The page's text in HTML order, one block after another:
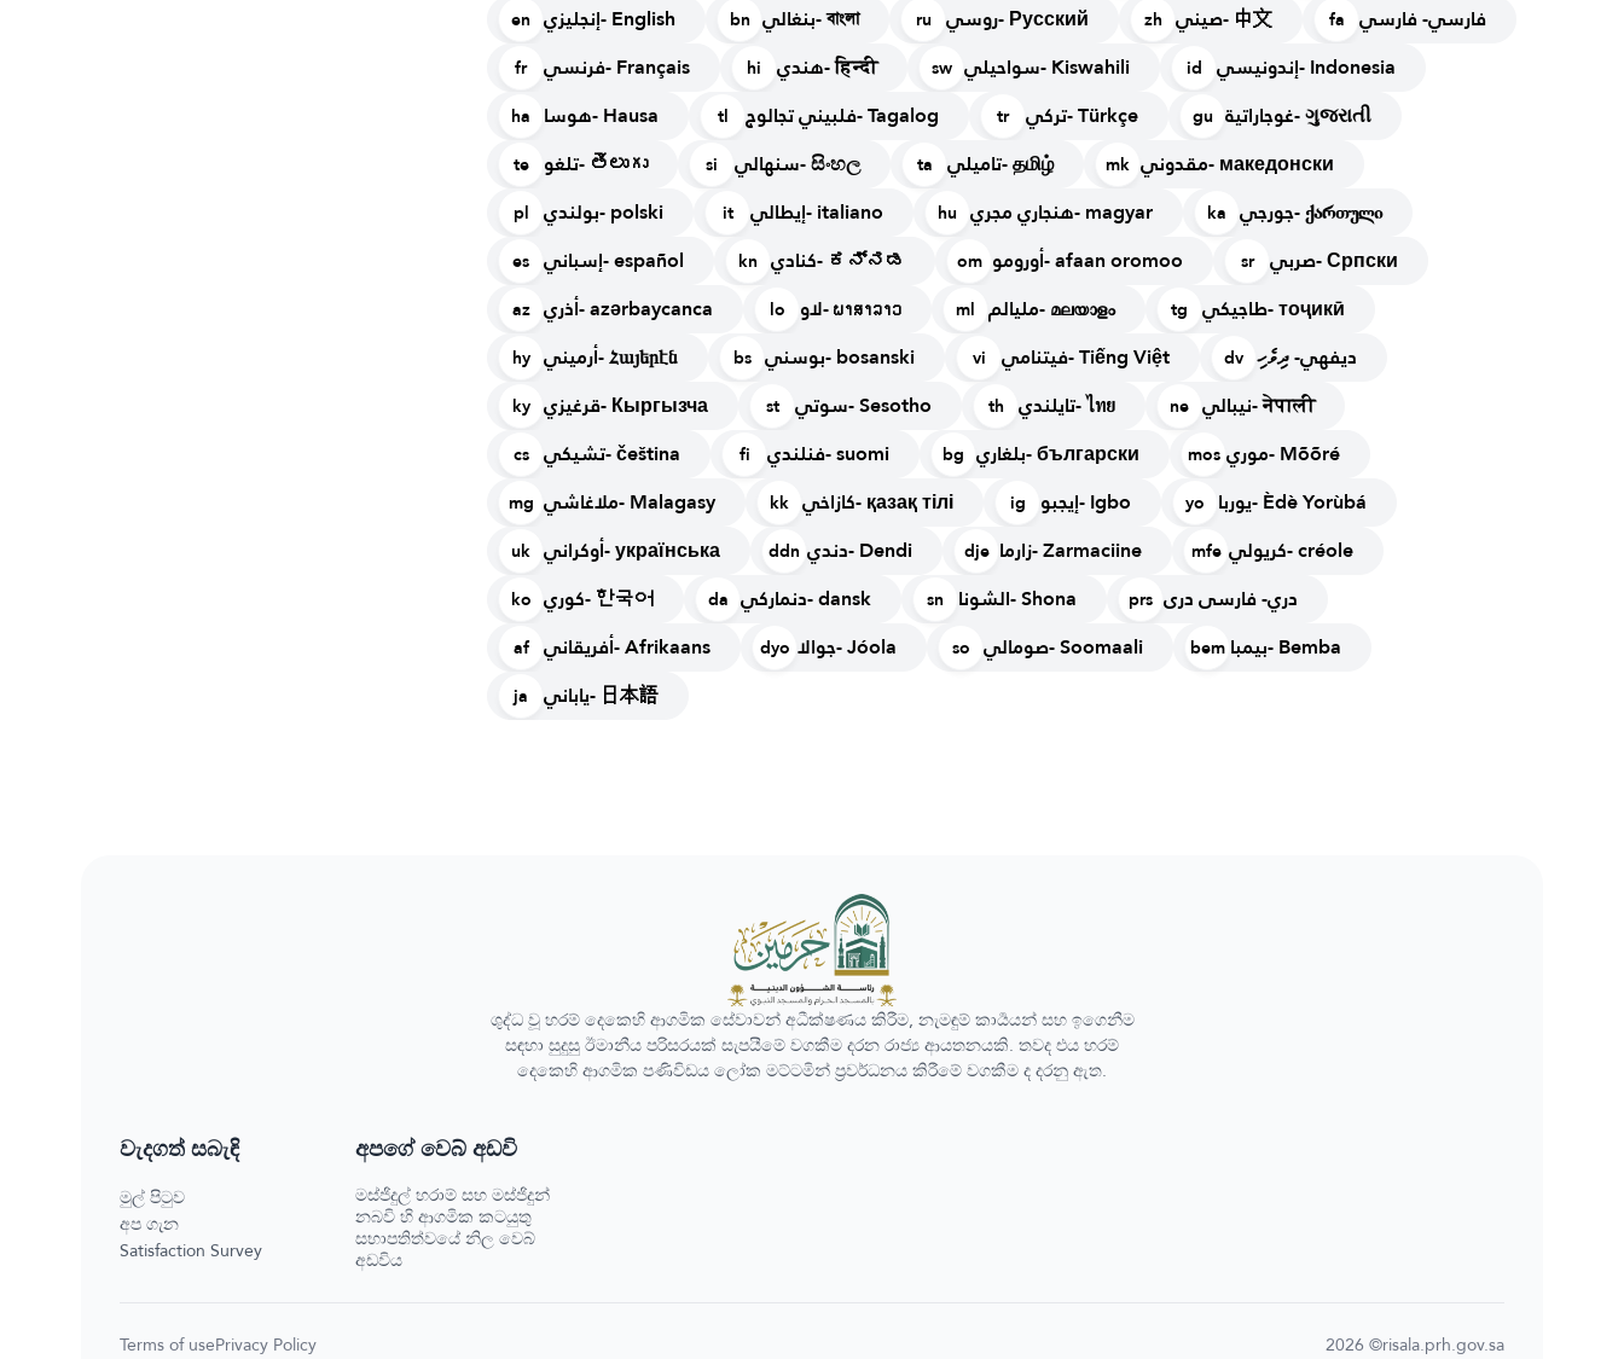
en إنجليزي- English bn بنغالي- বাংলা ru روسي- Русский zh صيني- 中文 fa فارسي- فارسي
fr فرنسي- Français hi هندي- हिन्दी sw سواحيلي- Kiswahili id إندونيسي- Indonesia
ha هوسا- Hausa tl فلبيني تجالوج- Tagalog tr تركي- Türkçe gu غوجاراتية- ગુજરાતી
te تلغو- తెలుగు si سنهالي- සිංහල ta تاميلي- தமிழ் mk مقدوني- македонски
pl بولندي- polski it إيطالي- italiano hu هنجاري مجري- magyar ka جورجي- ქართული
es إسباني- español kn كنادي- ಕನ್ನಡ om أورومو- afaan oromoo sr صربي- Српски
az أذري- azərbaycanca lo لاو- ພາສາລາວ ml مليالم- മലയാളം tg طاجيكي- тоҷикӣ
hy أرميني- Հայերէն bs بوسني- bosanski vi فيتنامي- Tiếng Việt dv ديفهي- ދިވެހި
ky قرغيزي- Кыргызча st سوتي- Sesotho th تايلندي- ไทย ne نيبالي- नेपाली
cs تشيكي- čeština fi فنلندي- suomi bg بلغاري- български mos موري- Mõõré
mg ملاغاشي- Malagasy kk كازاخي- қазақ тілі ig إيجبو- Igbo yo يوربا- Èdè Yorùbá
uk أوكراني- українська ddn دندي- Dendi dje زارما- Zarmaciine mfe كريولي- créole
ko كوري- 한국어 da دنماركي- dansk sn الشونا- Shona prs دري- فارسی دری
af أفريقاني- Afrikaans dyo جوالا- Jóola so صومالي- Soomaali bem بيمبا- Bemba
ja ياباني- 日本語
ශුද්ධ වූ හරම් දෙකෙහි ආගමික සේවාවන් අධීක්ෂණය කිරීම, නැමඳුම් කාර්‍යයන් සහ ඉගෙනීම
සඳහා සුදුසු ඊමානීය පරිසරයක් සැපයීමේ වගකීම දරන රාජ්‍ය ආයතනයකි. තවද එය හරම්
දෙකෙහි ආගමික පණිවිඩය ලෝක මට්ටමින් ප්‍රවර්ධනය කිරීමේ වගකීම ද දරනු ඇත.
වැදගත් සබැඳි
මුල් පිටුව
අප ගැන
Satisfaction Survey
අපගේ වෙබ් අඩවි
මස්ජිදුල් හරාම් සහ මස්ජිදුන්
නබවි හි ආගමික කටයුතු
සභාපතිත්වයේ නිල වෙබ්
අඩවිය
Terms of usePrivacy Policy 2026©risala.prh.gov.sa